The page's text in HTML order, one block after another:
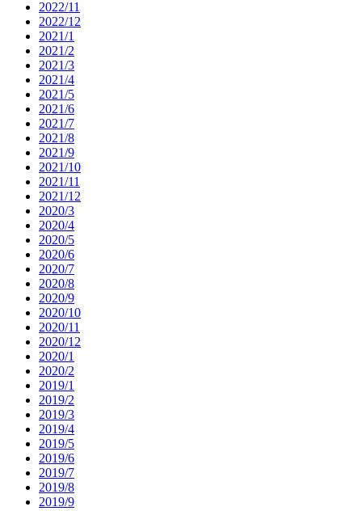
2022/11
2022/12
2021/1
2021/2
2021/3
2021/4
2021/5
2021/6
2021/7
2021/8
2021/9
2021/10
2021/11
2021/12
2020/3
2020/4
2020/5
2020/6
2020/7
2020/8
2020/9
2020/10
2020/11
2020/12
2020/1
2020/2
2019/1
2019/2
2019/3
2019/4
2019/5
2019/6
2019/7
2019/8
2019/9